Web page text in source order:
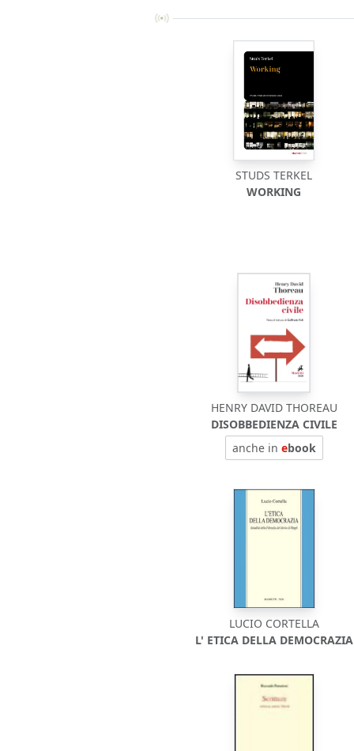
STUDS TERKEL
WORKING
HENRY DAVID THOREAU
DISOBBEDIENZA CIVILE
anche in ebook
LUCIO CORTELLA
L' ETICA DELLA DEMOCRAZIA